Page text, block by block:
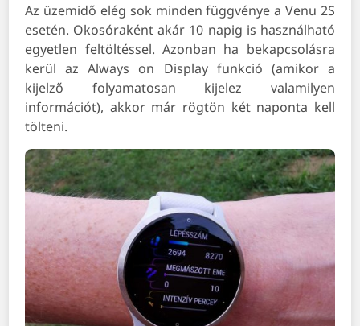
Az üzemidő elég sok minden függvénye a Venu 2S
esetén. Okosóraként akár 10 napig is használható
egyetlen feltöltéssel. Azonban ha bekapcsolásra
kerül az Always on Display funkció (amikor a
kijelző folyamatosan kijelez valamilyen
információt), akkor már rögtön két naponta kell
tölteni.